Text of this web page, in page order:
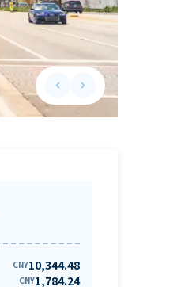
keyboard_arrow_leftPrevious slide
keyboard_arrow_rightNext slide
CNY10,344.48
CNY1,784.24